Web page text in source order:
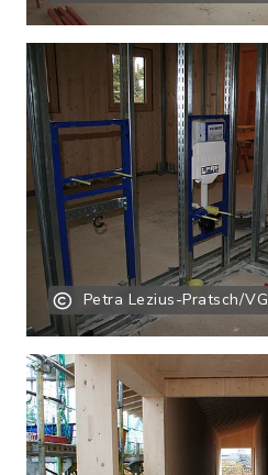
Petra Lezius-Pratsch/VG